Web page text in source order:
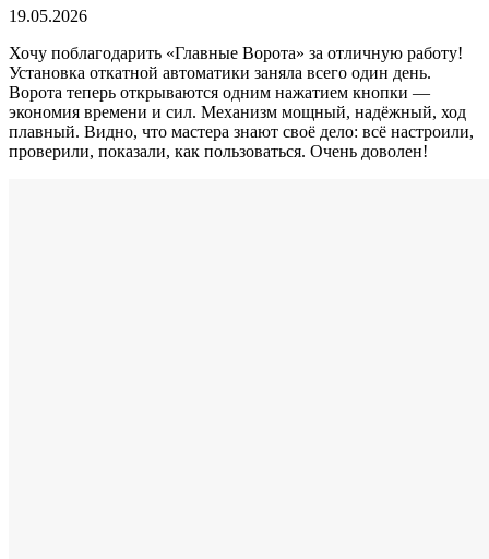
19.05.2026
Хочу поблагодарить «Главные Ворота» за отличную работу!
Установка откатной автоматики заняла всего один день.
Ворота теперь открываются одним нажатием кнопки —
экономия времени и сил. Механизм мощный, надёжный, ход
плавный. Видно, что мастера знают своё дело: всё настроили,
проверили, показали, как пользоваться. Очень доволен!